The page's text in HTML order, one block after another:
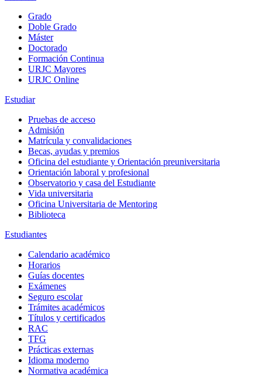
Grado
Doble Grado
Máster
Doctorado
Formación Continua
URJC Mayores
URJC Online
Estudiar
Pruebas de acceso
Admisión
Matrícula y convalidaciones
Becas, ayudas y premios
Oficina del estudiante y Orientación preuniversitaria
Orientación laboral y profesional
Observatorio y casa del Estudiante
Vida universitaria
Oficina Universitaria de Mentoring
Biblioteca
Estudiantes
Calendario académico
Horarios
Guías docentes
Exámenes
Seguro escolar
Trámites académicos
Títulos y certificados
RAC
TFG
Prácticas externas
Idioma moderno
Normativa académica